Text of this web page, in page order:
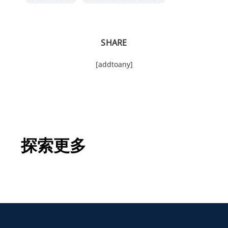
SHARE
[addtoany]
探索更多